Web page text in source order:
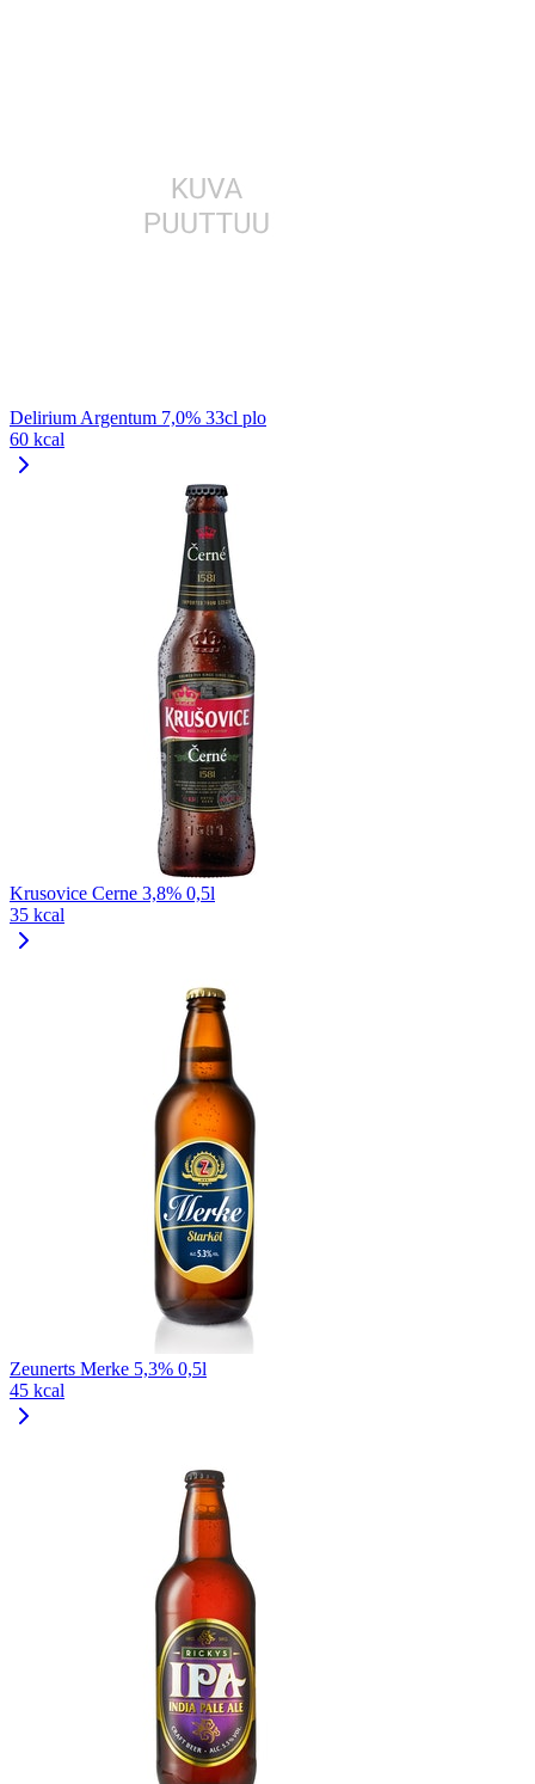
Delirium Argentum 7,0% 33cl plo
60 kcal
Krusovice Cerne 3,8% 0,5l
35 kcal
Zeunerts Merke 5,3% 0,5l
45 kcal